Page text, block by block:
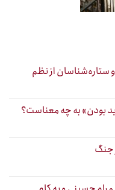
ستاره‌شناسان از نظم
بودن» به چه معناست؟
جنگ